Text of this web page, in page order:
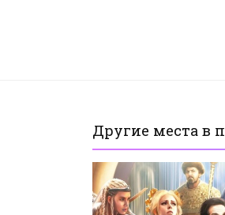
Другие места в